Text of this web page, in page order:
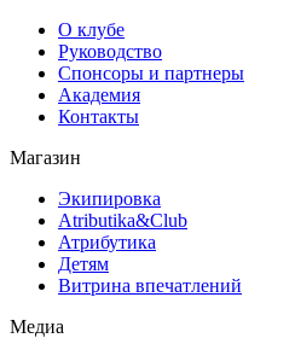
О клубе
Руководство
Спонсоры и партнеры
Академия
Контакты
Магазин
Экипировка
Atributika&Club
Атрибутика
Детям
Витрина впечатлений
Медиа